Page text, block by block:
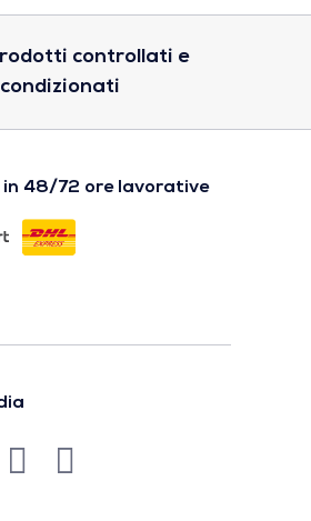
controllati e
48/72 ore lavorative